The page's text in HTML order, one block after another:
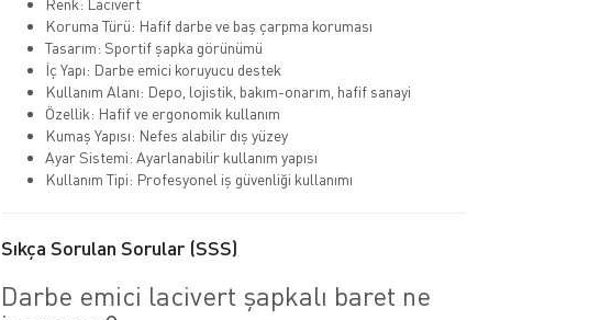
Renk: Lacivert
Koruma Türü: Hafif darbe ve baş çarpma koruması
Tasarım: Sportif şapka görünümü
İç Yapı: Darbe emici koruyucu destek
Kullanım Alanı: Depo, lojistik, bakım-onarım, hafif sanayi
Özellik: Hafif ve ergonomik kullanım
Kumaş Yapısı: Nefes alabilir dış yüzey
Ayar Sistemi: Ayarlanabilir kullanım yapısı
Kullanım Tipi: Profesyonel iş güvenliği kullanımı
Sıkça Sorulan Sorular (SSS)
Darbe emici lacivert şapkalı baret ne